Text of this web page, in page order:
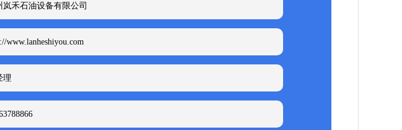
禾石油设备有限公司
www.lanheshiyou.com
理